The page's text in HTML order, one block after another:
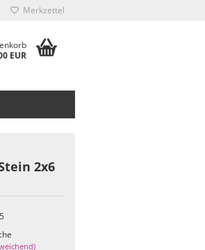
Merkzettel
EUR
2x6